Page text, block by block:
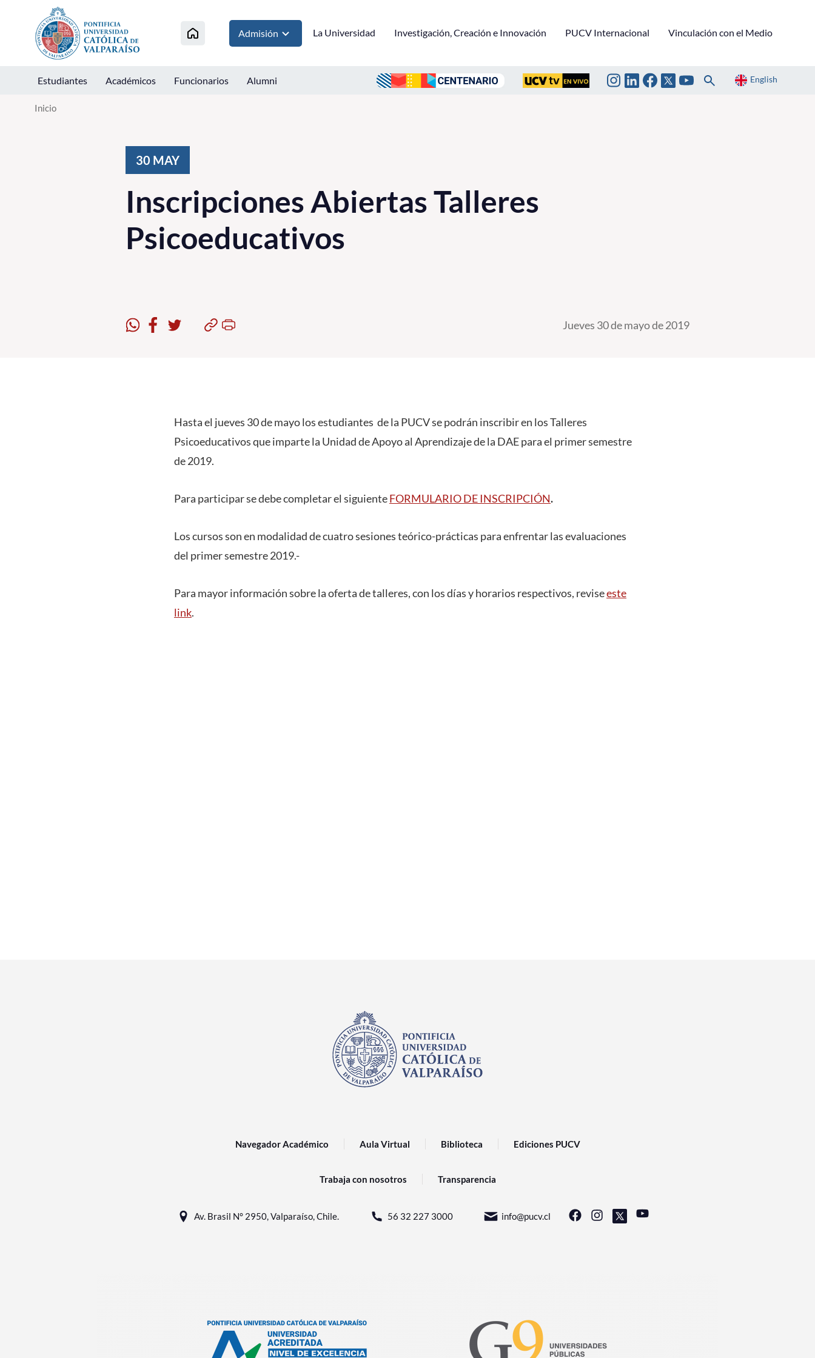
Click acá para ir directamente al contenido
Admisión La Universidad Investigación, Creación e Innovación PUCV Internacional Vinculación con el Medio
Estudiantes Académicos Funcionarios Alumni English
Inicio
30 MAY
Inscripciones Abiertas Talleres
Psicoeducativos
Jueves 30 de mayo de 2019
Hasta el jueves 30 de mayo los estudiantes de la PUCV se podrán inscribir en los Talleres
Psicoeducativos que imparte la Unidad de Apoyo al Aprendizaje de la DAE para el primer semestre
de 2019.
Para participar se debe completar el siguienteFORMULARIO DE INSCRIPCIÓN.
Los cursos son en modalidad de cuatro sesiones teórico-prácticas para enfrentar las evaluaciones
del primer semestre 2019.-
Para mayor información sobre la oferta de talleres, con los días y horarios respectivos, reviseeste
link.
Navegador Académico Aula Virtual Biblioteca Ediciones PUCV
Trabaja con nosotros Transparencia
Av. Brasil N° 2950, Valparaíso, Chile. 56 32 227 3000 info@pucv.cl